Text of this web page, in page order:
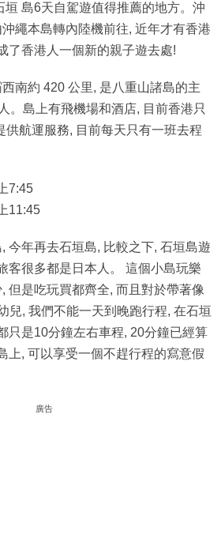
垣 島6天自駕遊值得推薦的地方。沖
繩本島轉內陸機前往, 近年才有香港
了香港人一個新的親子遊去處!
南約 420 公里, 是八重山諸島的主
。島上有飛機場和酒店, 目前香港只
供航運服務, 目前每天只有一班去程
7:45
11:45
今年再去石垣島, 比較之下, 石垣島遊
客很多都是日本人。 這個小島玩樂
但是吃玩買都齊全, 而且對於帶著像
兒, 我們不能一天到晚跑行程, 在石垣
只是10分鐘左右車程, 20分鐘已經算
上, 可以享受一個不趕行程的寫意假
廣告